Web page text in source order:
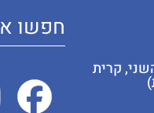
קרית
חפשו